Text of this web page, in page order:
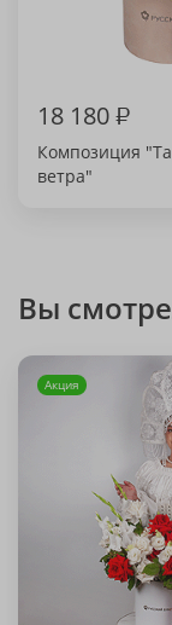
18 180₽
Композиция
ветра"
Вы
Акция